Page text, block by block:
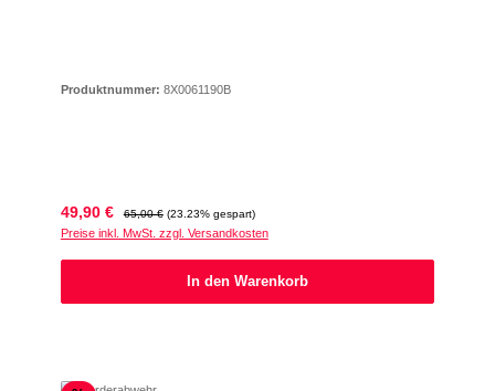
Produktnummer: 8X0061190B
Verkaufspreis:
49,90 € Regulärer Preis:
65,00 € (23.23% gespart)
Preise inkl. MwSt. zzgl. Versandkosten
In den Warenkorb